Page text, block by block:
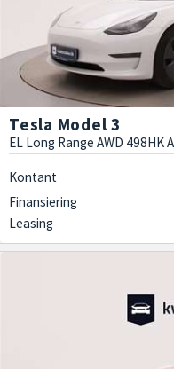
en topmoderne elbil uden de
at eje en bil. Med Tesla
fordelene ved en avanceret
udbetalinger og
oplev, hvor nemt og bekvemt
Kvalitetsbiler.dk. Vores
at finde den rette model og
dine behov og budget.
Tesla Model 3
EL Long Range AWD 498HK
Kontant
Finansiering
Leasing